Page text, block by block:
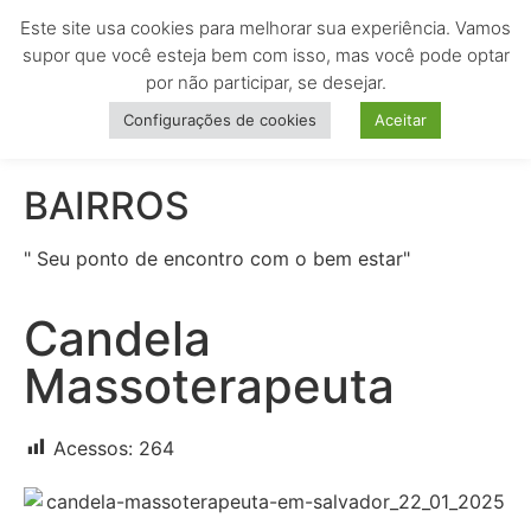
MENU
BAIRROS
" Seu ponto de encontro com o bem estar"
Candela
Massoterapeuta
Acessos: 264
Este site usa cookies para melhorar sua experiência. Vamos
supor que você esteja bem com isso, mas você pode optar
por não participar, se desejar.
Configurações de cookies Aceitar